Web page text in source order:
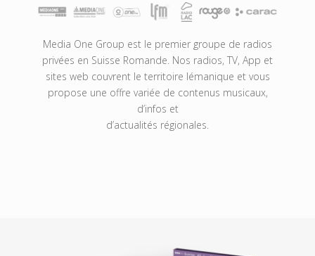
Media One Group est le premier groupe de radios
privées en Suisse Romande. Nos radios, TV, App et
sites web couvrent le territoire lémanique et vous
propose une offre variée de contenus musicaux,
d’infos et
d’actualités régionales.